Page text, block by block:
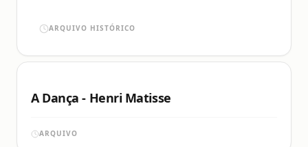
ARQUIVO HISTÓRICO
A Dança - Henri Matisse
ARQUIVO